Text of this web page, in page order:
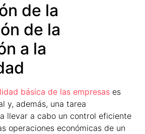
de la
de la
a la
básica de las empresas es
y, además, una tarea
llevar a cabo un control eficiente
operaciones económicas de un